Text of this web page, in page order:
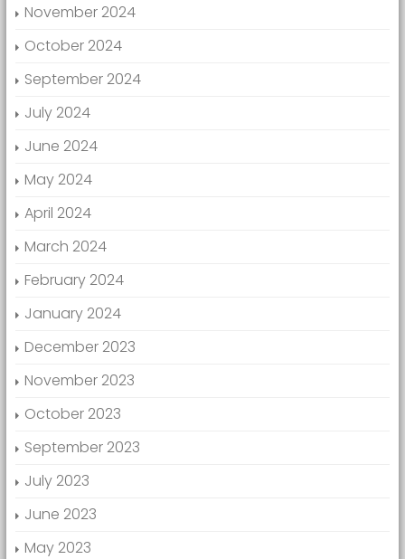
November 2024
October 2024
September 2024
July 2024
June 2024
May 2024
April 2024
March 2024
February 2024
January 2024
December 2023
November 2023
October 2023
September 2023
July 2023
June 2023
May 2023